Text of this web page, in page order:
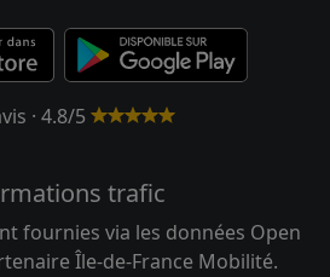
· 4.8/5
trafic
fournies via les données Open
Île-de-France Mobilité.